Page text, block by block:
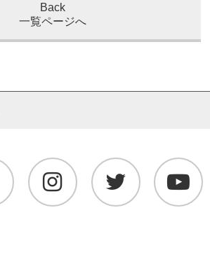
Back
一覧ページへ